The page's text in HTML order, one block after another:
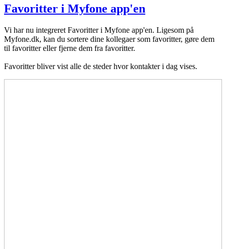
Favoritter i Myfone app'en
Vi har nu integreret Favoritter i Myfone app'en. Ligesom på
Myfone.dk, kan du sortere dine kollegaer som favoritter, gøre dem
til favoritter eller fjerne dem fra favoritter.
Favoritter bliver vist alle de steder hvor kontakter i dag vises.